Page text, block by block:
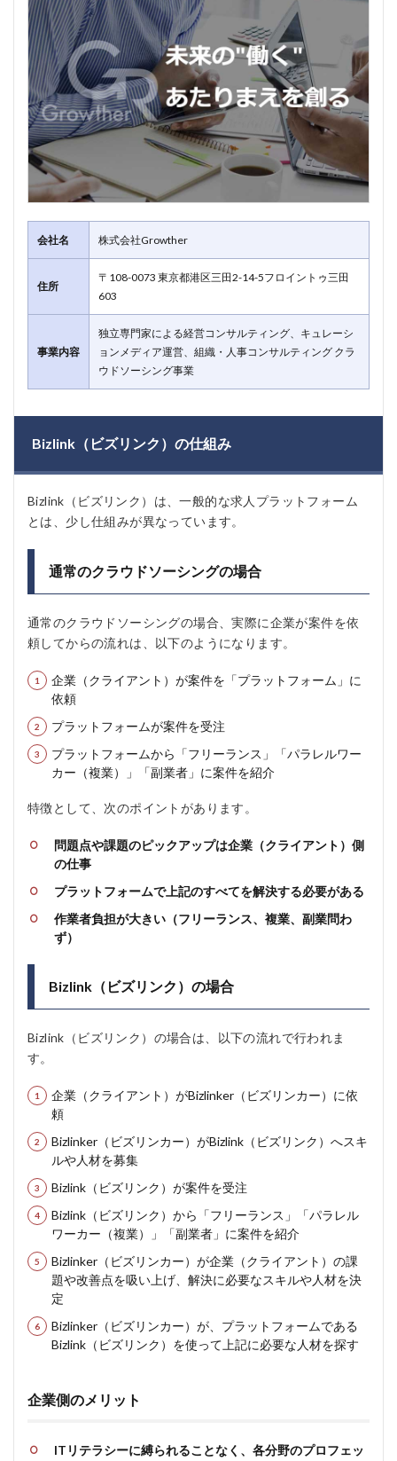
会社名 株式会社Growther
住所
〒108-0073 東京都港区三田2-14-5フロイントゥ三田
603
事業内容
独立専門家による経営コンサルティング、キュレーシ
ョンメディア運営、組織・人事コンサルティング クラ
ウドソーシング事業
Bizlink（ビズリンク）の仕組み
Bizlink（ビズリンク）は、一般的な求人プラットフォーム
とは、少し仕組みが異なっています。
通常のクラウドソーシングの場合
通常のクラウドソーシングの場合、実際に企業が案件を依
頼してからの流れは、以下のようになります。
企業（クライアント）が案件を「プラットフォーム」に
依頼
プラットフォームが案件を受注
プラットフォームから「フリーランス」「パラレルワー
カー（複業）」「副業者」に案件を紹介
特徴として、次のポイントがあります。
問題点や課題のピックアップは企業（クライアント）側
の仕事
プラットフォームで上記のすべてを解決する必要がある
作業者負担が大きい（フリーランス、複業、副業問わ
ず）
Bizlink（ビズリンク）の場合
Bizlink（ビズリンク）の場合は、以下の流れで行われま
す。
企業（クライアント）がBizlinker（ビズリンカー）に依
頼
Bizlinker（ビズリンカー）がBizlink（ビズリンク）へスキ
ルや人材を募集
Bizlink（ビズリンク）が案件を受注
Bizlink（ビズリンク）から「フリーランス」「パラレル
ワーカー（複業）」「副業者」に案件を紹介
Bizlinker（ビズリンカー）が企業（クライアント）の課
題や改善点を吸い上げ、解決に必要なスキルや人材を決
定
Bizlinker（ビズリンカー）が、プラットフォームである
Bizlink（ビズリンク）を使って上記に必要な人材を探す
企業側のメリット
ITリテラシーに縛られることなく、各分野のプロフェッ